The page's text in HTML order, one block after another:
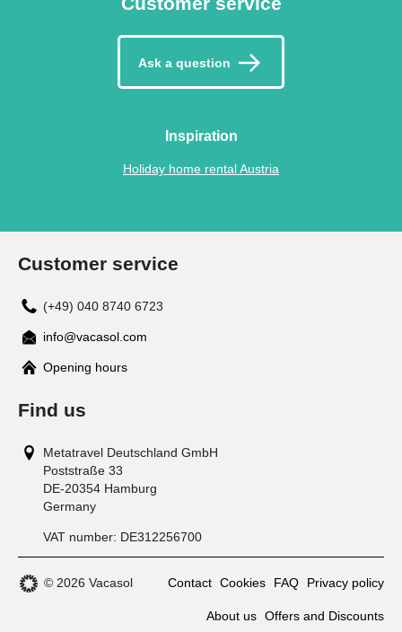
Ask a question
Inspiration
Holiday home rental Austria
Customer service
(+49) 040 8740 6723
info@vacasol.com
Opening hours
Find us
Metatravel Deutschland GmbH
Poststraße 33
DE-20354 Hamburg
Germany
VAT number: DE312256700
© 2026 Vacasol Contact Cookies FAQ Privacy policy
About us Offers and Discounts